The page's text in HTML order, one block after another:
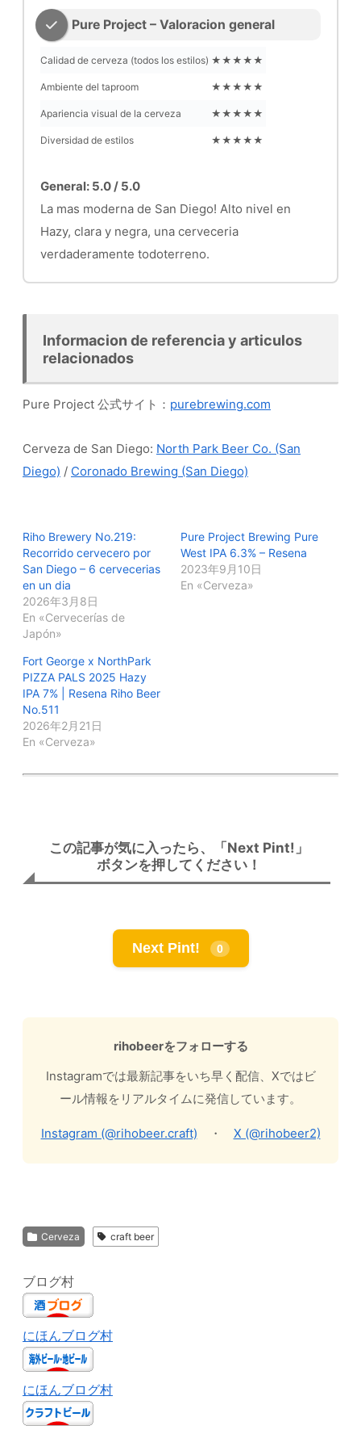
Pure Project – Valoracion general
Calidad de cerveza (todos los estilos) ★★★★★
Ambiente del taproom ★★★★★
Apariencia visual de la cerveza ★★★★★
Diversidad de estilos ★★★★★
General: 5.0 / 5.0
La mas moderna de San Diego! Alto nivel en
Hazy, clara y negra, una cerveceria
verdaderamente todoterreno.
Informacion de referencia y articulos
relacionados
Pure Project 公式サイト： purebrewing.com
Cerveza de San Diego: North Park Beer Co. (San
Diego) / Coronado Brewing (San Diego)
Riho Brewery No.219:
Recorrido cervecero por
San Diego – 6 cervecerias
en un dia
2026年3月8日
En «Cervecerías de
Japón»
Pure Project Brewing Pure
West IPA 6.3% – Resena
2023年9月10日
En «Cerveza»
Fort George x NorthPark
PIZZA PALS 2025 Hazy
IPA 7% | Resena Riho Beer
No.511
2026年2月21日
En «Cerveza»
この記事が気に入ったら、「Next Pint!」
ボタンを押してください！
Next Pint! 0
rihobeerをフォローする
Instagramでは最新記事をいち早く配信、Xではビ
ール情報をリアルタイムに発信しています。
Instagram (@rihobeer.craft) ・ X (@rihobeer2)
Cerveza craft beer
ブログ村
にほんブログ村
にほんブログ村